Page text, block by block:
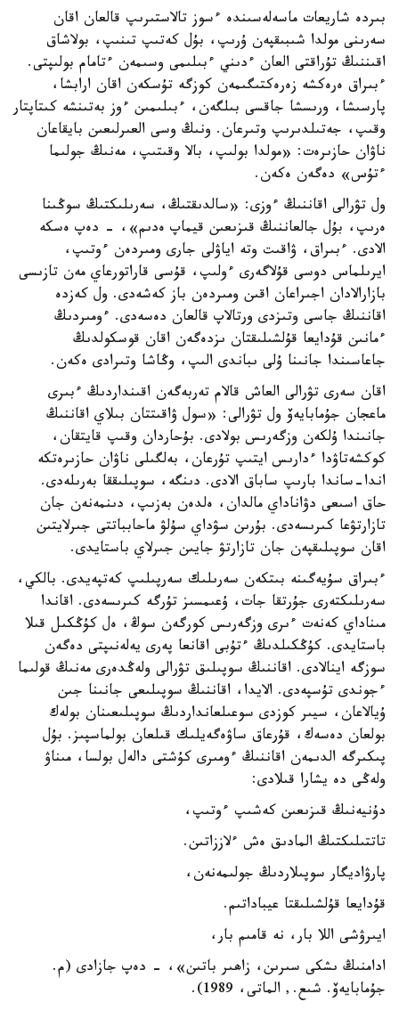
بىردە شاريعات ماسەلەسىندە ءسوز تالاستىرىپ قالعان اقان
سەرىنى مولدا شىبىقپەن ۇرىپ، بۇل كەتىپ تىنىپ، بولاشاق
اقىننىڭ تۇراقتى العان ءدىني ءبىلىمى وسىمەن ءتامام بولىپتى.
ءبىراق ەرەكشە زەرەكتىگىمەن كوزگە تۇسكەن اقان ارابشا،
پارسىشا، ورىسشا جاقسى بىلگەن، ءبىلىمىن ءوز بەتىنشە كىتاپتار
وقىپ، جەتىلدىرىپ وتىرعان. ونىڭ وسى العىرلىعىن بايقاعان
ناۋان حازىرەت: «مولدا بولىپ، بالا وقىتىپ، مەنىڭ جولىما
ءتۇس» دەگەن ەكەن.
ول تۋرالى اقاننىڭ ءوزى: «سالدىقتىڭ، سەرىلىكتىڭ سوڭىنا
ەرىپ، بۇل جالعاننىڭ قىزىعىن قيماپ ەدىم»، - دەپ ەسكە
الادى. ءبىراق، ۋاقىت وتە اياۋلى جارى ومىردەن ءوتىپ،
ايرىلماس دوسى قۇلاگەرى ءولىپ، قۇسى قاراتورعاي مەن تازىسى
بازارالادان اجىراعان اقىن ومىردەن باز كەشەدى. ول كەزدە
اقاننىڭ جاسى وتىزدى ورتالاپ قالعان دەسەدى. ءومىردىڭ
ءمانىن قۇدايعا قۇلشىلىقتان ىزدەگەن اقان قوسكولدىڭ
جاعاسىندا جانىنا ۇلى ىباندى الىپ، وڭاشا وتىرادى ەكەن.
اقان سەرى تۋرالى العاش قالام تەربەگەن اقىنداردىڭ ءبىرى
ماعجان جۇمابايەۆ ول تۋرالى: «سول ۋاقىتتان بىلاي اقاننىڭ
جانىندا ۇلكەن وزگەرىس بولادى. بۇحاردان وقىپ قايتقان،
كوكشەتاۋدا ءدارىس ايتىپ تۇرعان، بەلگىلى ناۋان حازىرەتكە
اندا-ساندا بارىپ ساباق الادى. دىنگە، سوپىلىققا بەرىلەدى.
حاق اسىعى دۋاناداي مالدان، ەلدەن بەزىپ، دىنمەنەن جان
تازارتۋعا كىرىسەدى. بۇرىن سۋداي سۇلۋ ماحابباتتى جىرلايتىن
اقان سوپىلىقپەن جان تازارتۋ جايىن جىرلاي باستايدى.
ءبىراق سۇيەگىنە بىتكەن سەرىلىك سەرپىلىپ كەتپەيدى. بالكي،
سەرىلىكتەرى جۇرتقا جات، ۇعىمسىز تۇرگە كىرىسەدى. اقاندا
مىناداي كەنەت ءىرى وزگەرىس كورگەن سوڭ، ەل كۇڭكىل قىلا
باستايدى. كۇڭكىلدىڭ ءتۇبى اقانعا پەرى يەلەنىپتى دەگەن
سوزگە اينالادى. اقاننىڭ سوپىلىق تۋرالى ولەڭدەرى مەنىڭ قولىما
ءجوندى تۇسپەدى. الايدا، اقاننىڭ سوپىلىعى جانىنا جىن
ۇيالاعان، سيىر كوزدى سوعىلعانداردىڭ سوپىلىعىنان بولەك
بولعان دەسەك، قۇرعاق ساۋەگەيلىك قىلعان بولماسپىز. بۇل
پىكىرگە الدىمەن اقاننىڭ ءومىرى كۇشتى دالەل بولسا، مىناۋ
ولەڭى دە يشارا قىلادى:
دۇنيەنىڭ قىزىعىن كەشىپ ءوتىپ،
تاتتىلىكتىڭ المادىق ەش ءلاززاتىن.
پارۋاديگار سوپىلاردىڭ جولىمەنەن،
قۇدايعا قۇلشىلىقتا عيباداتىم.
ايىرۋشى اللا بار، نە قامىم بار،
ادامنىڭ ىشكى سىرىن، زاھىر باتىن»، - دەپ جازادى (م.
جۇمابايەۆ. شىع., الماتى، 1989).